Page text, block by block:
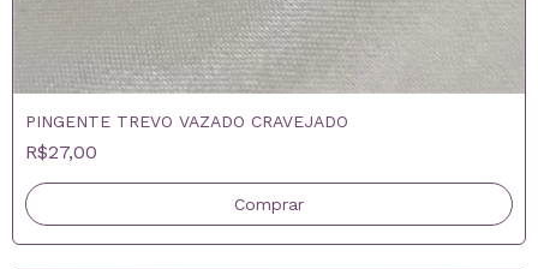
PINGENTE TREVO VAZADO CRAVEJADO
R$27,00
Comprar